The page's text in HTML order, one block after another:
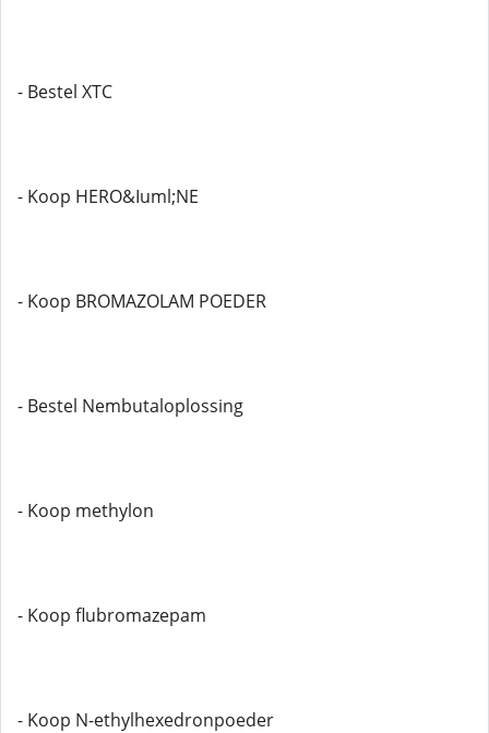
- Bestel XTC
- Koop HERO&Iuml;NE
- Koop BROMAZOLAM POEDER
- Bestel Nembutaloplossing
- Koop methylon
- Koop flubromazepam
- Koop N-ethylhexedronpoeder